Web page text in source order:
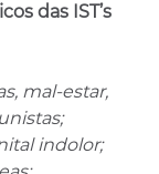
das IST’s
mal-estar,
indolor;